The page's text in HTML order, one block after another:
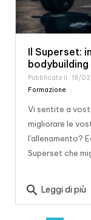
Il Superset:
bodybuilding
Pubblicato il : 18/
Formazione
Vi sentite a
migliorare le
l'allenamento?
Superset che
search Leggi di più